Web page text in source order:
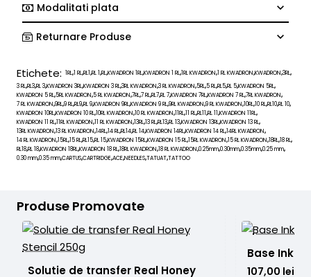
Modalitati plata
Returnare Produse
Etichete: 1RL,1 RL,RL1,RL 1,RL,KWADRON 1RL,KWADRON 1 RL,1RL KWADRON,1 RL KWADRON,KWADRON,3RL,
3 RL,RL3,RL 3,KWADRON 3RL,KWADRON 3 RL,3RL KWADRON,3 RL KWADRON,5RL,5 RL,RL5,RL 5,KWADRON 5RL,
KWADRON 5 RL,5RL KWADRON,5 RL KWADRON,7RL,7 RL,RL7,RL 7,KWADRON 7RL,KWADRON 7 RL,7RL KWADRON,
7 RL KWADRON,9RL,9 RL,RL9,RL 9,KWADRON 9RL,KWADRON 9 RL,9RL KWADRON,9 RL KWADRON,10RL,10 RL,RL10,RL 10,
KWADRON 10RL,KWADRON 10 RL,10RL KWADRON,10 RL KWADRON,11RL,11 RL,RL11,RL 11,KWADRON 11RL,
KWADRON 11 RL,11RL KWADRON,11 RL KWADRON,13RL,13 RL,RL13,RL 13,KWADRON 13RL,KWADRON 13 RL,
13RL KWADRON,13 RL KWADRON,14RL,14 RL,RL14,RL 14,KWADRON 14RL,KWADRON 14 RL,14RL KWADRON,
14 RL KWADRON,15RL,15 RL,RL15,RL 15,KWADRON 15RL,KWADRON 15 RL,15RL KWADRON,15 RL KWADRON,18RL,18 RL,
RL18,RL 18,KWADRON 18RL,KWADRON 18 RL,18RL KWADRON,18 RL KWADRON,0.25mm,0.30mm,0.35mm,0.25 mm,
0.30 mm,0.35 mm,CARTUS,CARTRIDGE,ACE,NEEDLES,TATUAT,TATTOO
Produse Promovate
Solutie de transfer Real Honey
Base Ink
107,00 lei